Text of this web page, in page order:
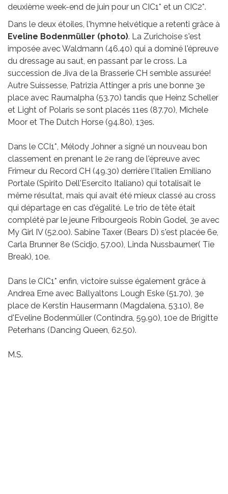
deuxième week-end de juin pour un CIC1* et un CIC2*.
Dans le deux étoiles, l'hymne helvétique a retenti grâce à
Eveline Bodenmüller (photo). La Zurichoise s'est
imposée avec Waldmann (46.40) qui a dominé l'épreuve
du dressage au saut, en passant par le cross. La
succession de Jiva de la Brasserie CH semble assurée!
Autre Suissesse, Patrizia Attinger a pris une bonne 3e
place avec Raumalpha (53.70) tandis que Heinz Scheller
et Light of Polaris se sont placés 11es (87.70), Michele
Moor et The Dutch Horse (94.80), 13es.
Dans le CCI1*, Mélody Johner a signé un nouveau bon
classement en prenant le 2e rang de l'épreuve avec
Frimeur du Record CH (49.30) derrière l'Italien Emiliano
Portale (Spirito Dell'Esercito Italiano) qui totalisait le
même résultat, mais qui avait été mieux classé au cross
qui départage en cas d'égalité. Le trio de tête était
complété par le jeune Fribourgeois Robin Godel, 3e avec
My Girl IV (52.00). Sabine Taxer (Bears D) s'est placée 6e,
Carla Brunner 8e (Scidjo, 57.00), Linda Nussbaumer( Tie
Break), 10e.
Dans le CIC1* enfin, victoire suisse également grâce à
Andrea Erne avec Ballyaltons Lough Eske (51.70), 3e
place de Kerstin Hausermann (Magdalena, 53.10), 8e
d'Eveline Bodenmüller (Contindra, 59.90), 10e de Brigitte
Peterhans (Dancing Queen, 62.50).
M.S.